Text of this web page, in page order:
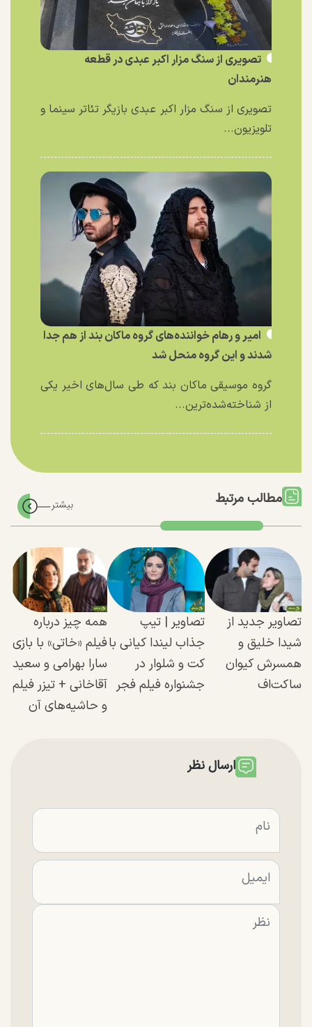
تصویری از سنگ مزار اکبر عبدی در قطعه
هنرمندان
تصویری از سنگ مزار اکبر عبدی بازیگر تئاتر سینما و
تلویزیون...
امیر و رهام خواننده‌های گروه ماکان بند از هم جدا
شدند و این گروه منحل شد
گروه موسیقی ماکان بند که طی سال‌های اخیر یکی
از شناخته‌شده‌ترین...
مطالب مرتبط
تصاویر جدید از
شیدا خلیق و
همسرش کیوان
ساکت‌اف
تصاویر | تیپ
جذاب لیندا کیانی با
کت و شلوار در
جشنواره فیلم فجر
همه چیز درباره
فیلم «خاتی» با بازی
سارا بهرامی و سعید
آقاخانی + تیزر فیلم
و حاشیه‌های آن
ارسال نظر